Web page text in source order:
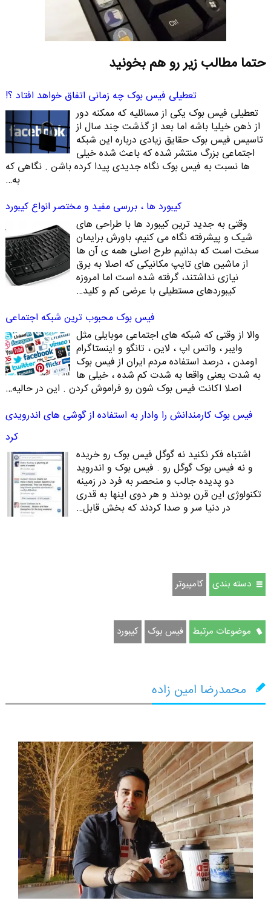
حتما مطالب زیر رو هم بخونید
تعطیلی فیس بوک چه زمانی اتفاق خواهد افتاد ؟!
تعطیلی فیس بوک یکی از مسائلیه که ممکنه دور
از ذهن خیلیا باشه اما بعد از گذشت چند سال از
تاسیس فیس بوک حقایق زیادی درباره این شبکه
اجتماعی بزرگ منتشر شده که باعث شده خیلی
ها نسبت به فیس بوک نگاه جدیدی پیدا کرده باشن . نگاهی که
به…
کیبورد ها ، بررسی مفید و مختصر انواع کیبورد
وقتی به جدید ترین کیبورد ها با طراحی های
شیک و پیشرفته نگاه می کنیم، باورش برایمان
سخت است که بدانیم طرح اصلی همه ی آن ها
از ماشین های تایپ مکانیکی که اصلا به برق
نیازی نداشتند، گرفته شده است اما امروزه
کیبوردهای مستطیلی با عرضی کم و کلید…
فیس بوک محبوب ترین شبکه اجتماعی
والا از وقتی که شبکه های اجتماعی موبایلی مثل
وایبر ، واتس اپ ، لاین ، تانگو و اینستاگرام
اومدن ، درصد استفاده مردم ایران از فیس بوک
به شدت یعنی واقعا به شدت کم شده ، خیلی ها
اصلا اکانت فیس بوک شون رو فراموش کردن . این در حالیه…
فیس بوک کارمندانش را وادار به استفاده از گوشی های اندرویدی
کرد
اشتباه فکر نکنید نه گوگل فیس بوک رو خریده
و نه فیس بوک گوگل رو . فیس بوک و اندروید
دو پدیده جالب و منحصر به فرد در زمینه
تکنولوژی این قرن بودند و هر دوی اینها به قدری
در دنیا سر و صدا کردند که بخش قابل…
دسته بندی كامپيوتر
موضوعات مرتبط فیس بوک کیبورد
محمدرضا امین زاده